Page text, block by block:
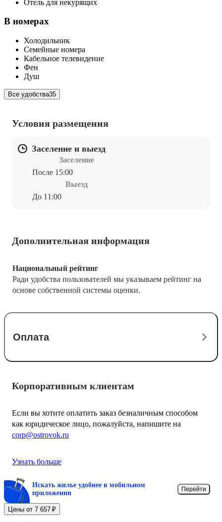
Отель для некурящих
В номерах
Холодильник
Семейные номера
Кабельное телевидение
Фен
Душ
Все удобства35
Условия размещения
Заселение и выезд
Заселение
После 15:00
Выезд
До 11:00
Дополнительная информация
Национальный рейтинг
Ради удобства пользователей мы указываем рейтинг на
основе собственной системы оценки.
Оплата
Корпоративным клиентам
Если вы хотите оплатить заказ безналичным способом
как юридическое лицо, пожалуйста, напишите на
corp@ostrovok.ru
Узнать больше
Искать жилье удобнее в мобильном
приложении
Перейти
Цены от 7 657 ₽